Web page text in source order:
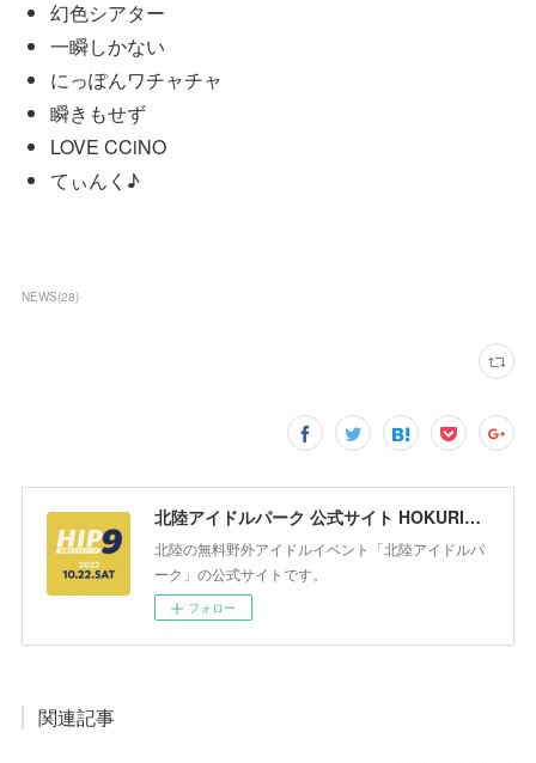
幻色シアター
一瞬しかない
にっぽんワチャチャ
瞬きもせず
LOVE CCiNO
てぃんく♪
NEWS(28)
北陸アイドルパーク 公式サイト HOKURIKU IDOL PARK
北陸の無料野外アイドルイベント「北陸アイドルパ
ーク」の公式サイトです。
フォロー
関連記事